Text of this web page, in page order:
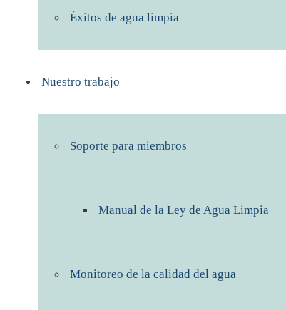
Éxitos de agua limpia
Nuestro trabajo
Soporte para miembros
Manual de la Ley de Agua Limpia
Monitoreo de la calidad del agua